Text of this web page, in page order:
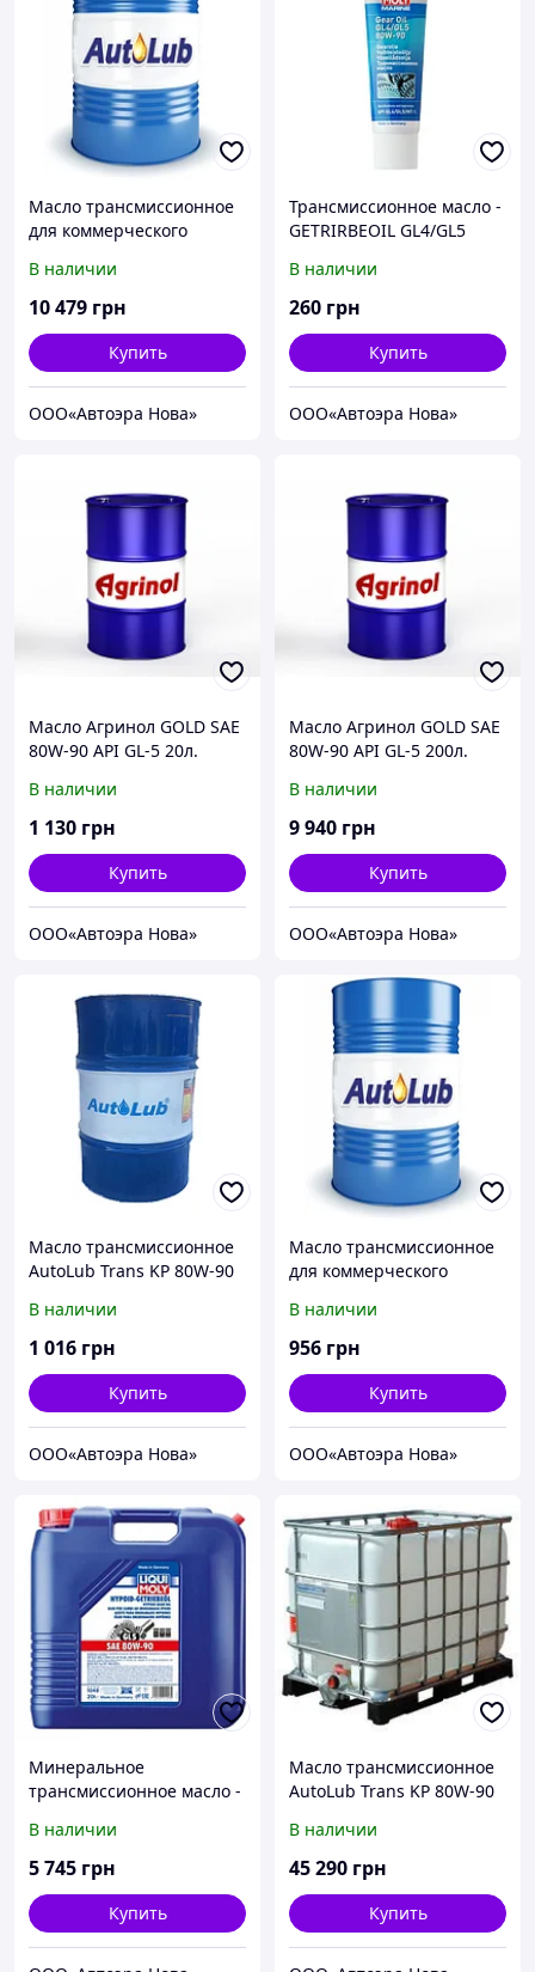
Масло трансмиссионное
для коммерческого
ТАД-17И (I) (85W-90), GL-5,
208 л
В наличии
10 479 грн
Купить
ООО«Автоэра Нова»
Трансмиссионное масло -
GETRIRBEOIL GL4/GL5
В наличии
260 грн
Купить
ООО«Автоэра Нова»
Масло Агринол GOLD SAE
80W-90 API GL-5 20л.
В наличии
1 130 грн
Купить
ООО«Автоэра Нова»
Масло Агринол GOLD SAE
80W-90 API GL-5 200л.
В наличии
9 940 грн
Купить
ООО«Автоэра Нова»
Масло трансмиссионное
AutoLub Trans KP 80W-90
В наличии
1 016 грн
Купить
ООО«Автоэра Нова»
Масло трансмиссионное
для коммерческого
ТАД-17И (I) (85W-90), GL-5,
208 л 20
В наличии
956 грн
Купить
ООО«Автоэра Нова»
Минеральное
трансмиссионное масло -
80W-90 (GL5) 20 л.
В наличии
5 745 грн
Купить
Масло трансмиссионное
AutoLub Trans KP 80W-90
В наличии
45 290 грн
Купить